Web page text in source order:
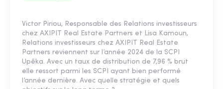
Victor Piriou, Responsable des Relations investisseurs
chez AXIPIT Real Estate Partners et Lisa Kamoun,
Relations investisseurs chez AXIPIT Real Estate
Partners reviennent sur l’année 2024 de la SCPI
Upêka. Avec un taux de distribution de 7,96 % brut
elle ressort parmi les SCPI ayant bien performé
l’année dernière. Avec quelle stratégie et quels